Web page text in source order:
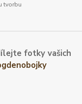
tvorbu
fotky vašich